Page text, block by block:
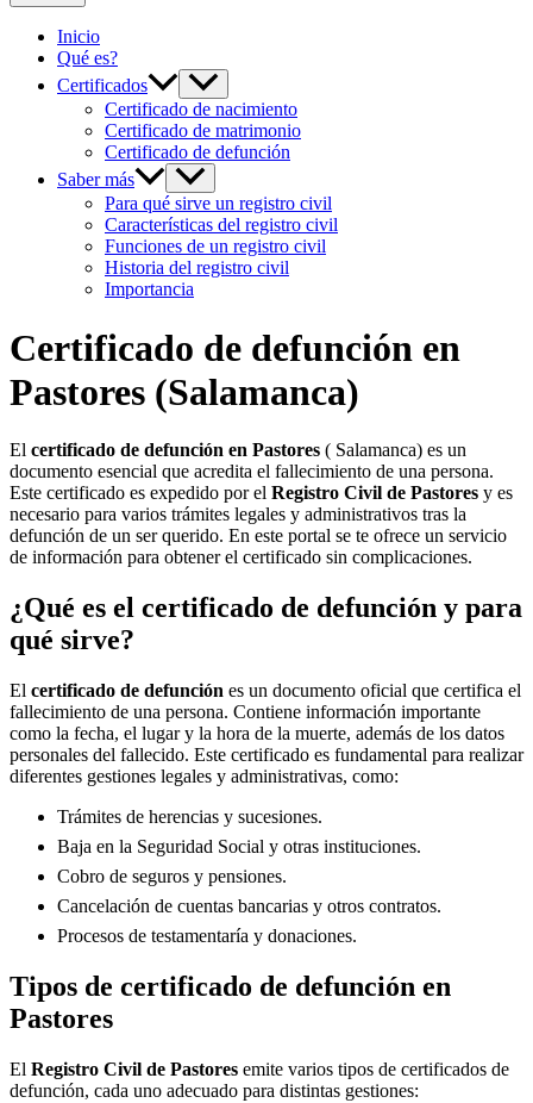
Inicio
Qué es?
Certificados
Certificado de nacimiento
Certificado de matrimonio
Certificado de defunción
Saber más
Para qué sirve un registro civil
Características del registro civil
Funciones de un registro civil
Historia del registro civil
Importancia
Certificado de defunción en
Pastores (Salamanca)
El certificado de defunción en Pastores ( Salamanca) es un
documento esencial que acredita el fallecimiento de una persona.
Este certificado es expedido por el Registro Civil de Pastores y es
necesario para varios trámites legales y administrativos tras la
defunción de un ser querido. En este portal se te ofrece un servicio
de información para obtener el certificado sin complicaciones.
¿Qué es el certificado de defunción y para
qué sirve?
El certificado de defunción es un documento oficial que certifica el
fallecimiento de una persona. Contiene información importante
como la fecha, el lugar y la hora de la muerte, además de los datos
personales del fallecido. Este certificado es fundamental para realizar
diferentes gestiones legales y administrativas, como:
Trámites de herencias y sucesiones.
Baja en la Seguridad Social y otras instituciones.
Cobro de seguros y pensiones.
Cancelación de cuentas bancarias y otros contratos.
Procesos de testamentaría y donaciones.
Tipos de certificado de defunción en
Pastores
El Registro Civil de Pastores emite varios tipos de certificados de
defunción, cada uno adecuado para distintas gestiones: